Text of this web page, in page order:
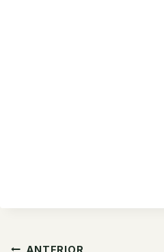
ANTERIOR